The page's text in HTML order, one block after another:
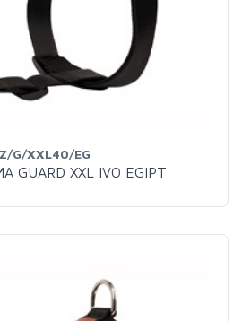
G/XXL40/EG
GUARD XXL IVO EGIPT